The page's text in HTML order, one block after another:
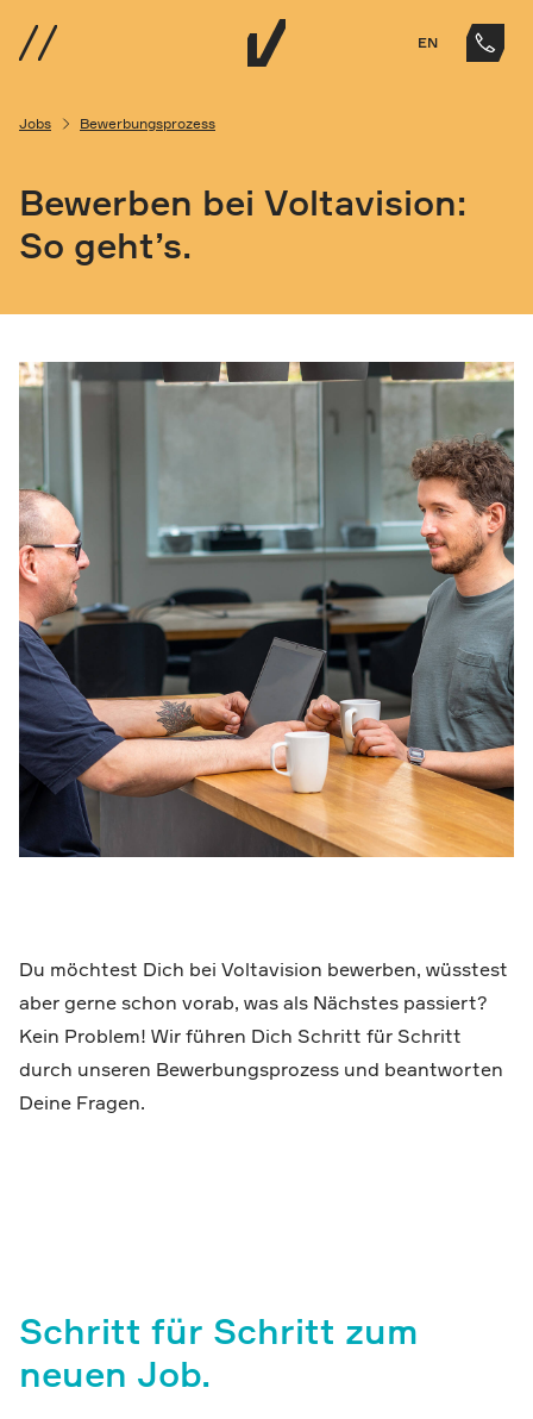
EN
Jobs Bewerbungsprozess
Bewerben bei Voltavision:
So geht’s.
Du möchtest Dich bei Voltavision bewerben, wüsstest
aber gerne schon vorab, was als Nächstes passiert?
Kein Problem! Wir führen Dich Schritt für Schritt
durch unseren Bewerbungsprozess und beantworten
Deine Fragen.
Schritt für Schritt zum
neuen Job.